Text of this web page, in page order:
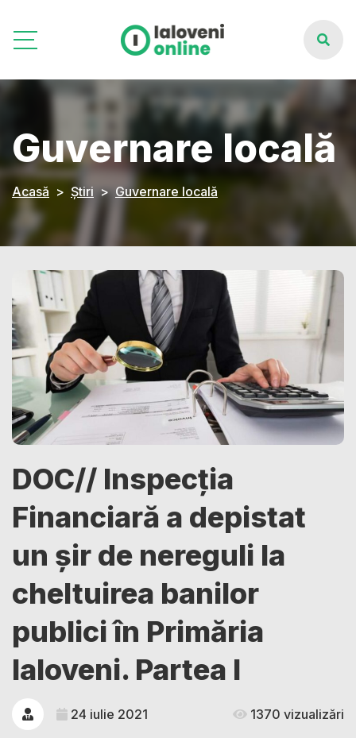
Guvernare locală
Acasă Știri Guvernare locală
DOC// Inspecția
Financiară a depistat
un șir de nereguli la
cheltuirea banilor
publici în Primăria
Ialoveni. Partea I
24 iulie 2021 1370 vizualizări